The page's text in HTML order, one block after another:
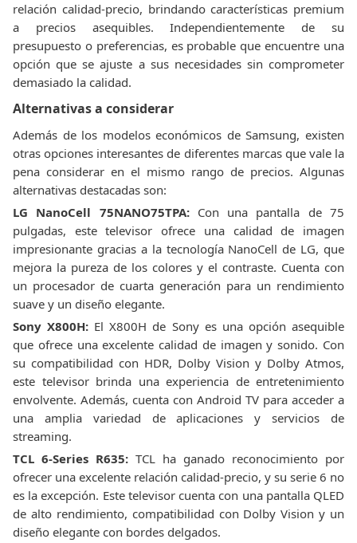
relación calidad-precio, brindando características premium
a precios asequibles. Independientemente de su
presupuesto o preferencias, es probable que encuentre una
opción que se ajuste a sus necesidades sin comprometer
demasiado la calidad.
Alternativas a considerar
Además de los modelos económicos de Samsung, existen
otras opciones interesantes de diferentes marcas que vale la
pena considerar en el mismo rango de precios. Algunas
alternativas destacadas son:
LG NanoCell 75NANO75TPA:Con una pantalla de 75
pulgadas, este televisor ofrece una calidad de imagen
impresionante gracias a la tecnología NanoCell de LG, que
mejora la pureza de los colores y el contraste. Cuenta con
un procesador de cuarta generación para un rendimiento
suave y un diseño elegante.
Sony X800H: El X800H de Sony es una opción asequible
que ofrece una excelente calidad de imagen y sonido. Con
su compatibilidad con HDR, Dolby Vision y Dolby Atmos,
este televisor brinda una experiencia de entretenimiento
envolvente. Además, cuenta con Android TV para acceder a
una amplia variedad de aplicaciones y servicios de
streaming.
TCL 6-Series R635: TCL ha ganado reconocimiento por
ofrecer una excelente relación calidad-precio, y su serie 6 no
es la excepción. Este televisor cuenta con una pantalla QLED
de alto rendimiento, compatibilidad con Dolby Vision y un
diseño elegante con bordes delgados.